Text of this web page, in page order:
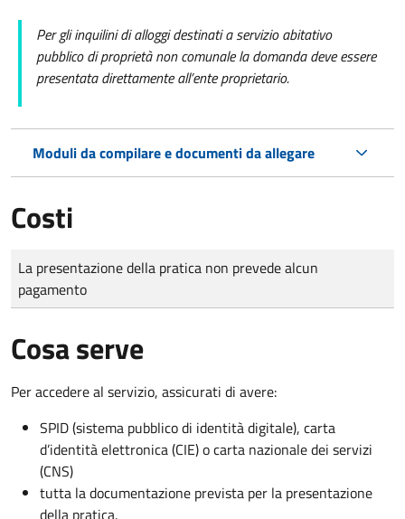
Per gli inquilini di alloggi destinati a servizio abitativo
pubblico di proprietà non comunale la domanda deve essere
presentata direttamente all’ente proprietario.
Moduli da compilare e documenti da allegare
Costi
Tipo di pagamento
Importo
La presentazione della pratica non prevede alcun
pagamento
Cosa serve
Per accedere al servizio, assicurati di avere:
SPID (sistema pubblico di identità digitale), carta
d’identità elettronica (CIE) o carta nazionale dei servizi
(CNS)
tutta la documentazione prevista per la presentazione
della pratica.